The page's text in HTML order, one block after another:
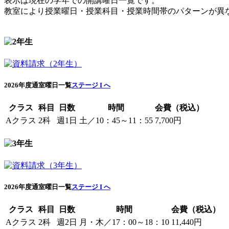
教室により授業曜日・授業科目・授業時間帯のパターンが異
2026年度通室曜日一覧ステージ I へ
クラス 科目 日数 時間
会費（税込）
Aクラス 2科 週1日 土／10：45～11：55 7,700円
2026年度通室曜日一覧ステージ I へ
クラス 科目 日数 時間
会費（税込）
Aクラス 2科 週2日 月・木／17：00～18：10 11,440円